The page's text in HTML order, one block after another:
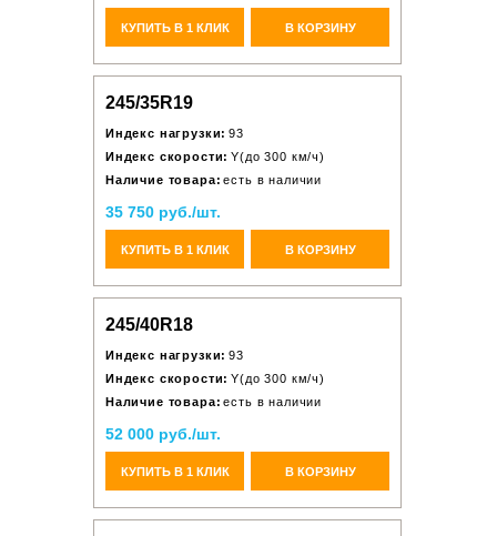
КУПИТЬ В 1 КЛИК В КОРЗИНУ
245/35R19
Индекс нагрузки: 93
Индекс скорости: Y(до 300 км/ч)
Наличие товара: есть в наличии
35 750 руб./шт.
КУПИТЬ В 1 КЛИК В КОРЗИНУ
245/40R18
Индекс нагрузки: 93
Индекс скорости: Y(до 300 км/ч)
Наличие товара: есть в наличии
52 000 руб./шт.
КУПИТЬ В 1 КЛИК В КОРЗИНУ